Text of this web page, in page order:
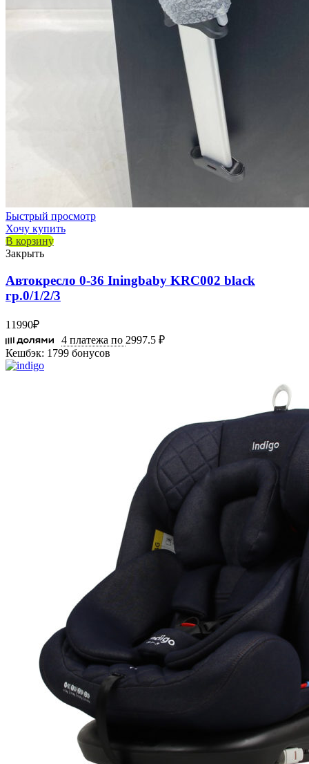
Быстрый просмотр
Хочу купить
В корзину
Закрыть
Автокресло 0-36 Iningbaby KRC002 black
гр.0/1/2/3
11990₽
4 платежа по 2997.5 ₽
Кешбэк: 1799 бонусов